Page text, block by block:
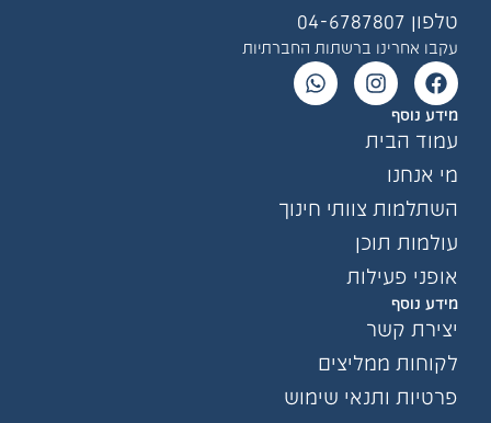
טלפון 04-6787807
עקבו אחרינו ברשתות החברתיות
מידע נוסף
עמוד הבית
מי אנחנו
השתלמות צוותי חינוך
עולמות תוכן
אופני פעילות
מידע נוסף
יצירת קשר
לקוחות ממליצים
פרטיות ותנאי שימוש